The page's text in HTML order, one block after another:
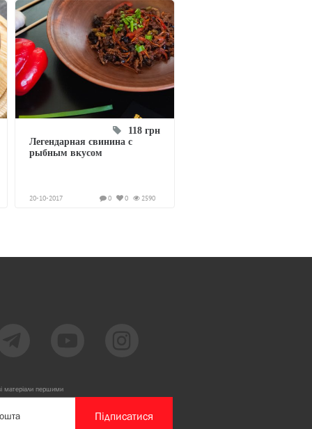
118 грн
Легендарная свинина с
рыбным вкусом
20-10-2017 2590
0
0
матеріали першими
Підписатися